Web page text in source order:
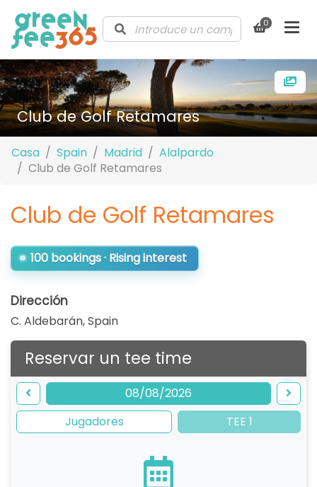
0
Club de Golf Retamares
Casa Spain Madrid
Alalpardo
Club de Golf Retamares
Club de Golf Retamares
100 bookings · Rising interest
Dirección
C. Aldebarán,Spain
Reservar un tee time
08/08/2026
Jugadores
TEE 1